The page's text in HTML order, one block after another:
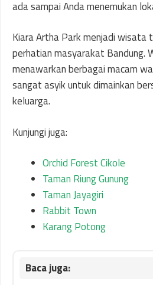
ada sampai Anda menemukan
Kiara Artha Park menjadi wisata
perhatian masyarakat Bandung.
menawarkan berbagai macam
sangat asyik untuk dimainkan
keluarga.
Kunjungi juga:
Orchid Forest Cikole
Taman Riung Gunung
Taman Jayagiri
Rabbit Town
Karang Potong